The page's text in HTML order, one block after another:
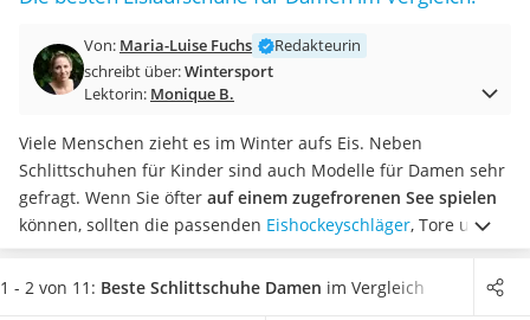
Aluminium-Koffer
Futterboot
E-Bike-Dreirad
Trekkingschuhe Herren
Reisetasche mit Rollen
Klimmzugstation
Koffer
Nachtsichtgerät
Von: Maria-Luise Fuchs
Redakteurin
schreibt über:Wintersport
Lektorin: Monique B.
Viele Menschen zieht es im Winter aufs Eis. Neben
Schlittschuhen für Kinder sind auch Modelle für Damen sehr
gefragt. Wenn Sie öfter auf einem zugefrorenen See spielen
können, sollten die passenden Eishockeyschläger, Tore und
Pucks nicht fehlen. In unserem Vergleich finden Sie
hochwertig verarbeitete Damen-Schlittschuhe, um sich
1 - 2 von 11: Beste Schlittschuhe Damen im Vergleich